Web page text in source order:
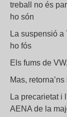
treball no és
ho són
La suspensió
ho fós
Els fums de
Mas,
La precarietat i
AENA de la